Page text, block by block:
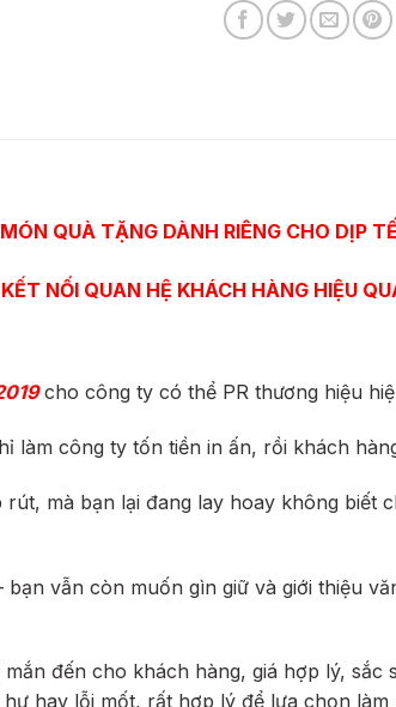
MÓN QUÀ TẶNG DÀNH RIÊNG CHO DỊP
KẾT NỐI QUAN HỆ KHÁCH HÀNG HIỆU
cho công ty có thể PR thương hiệu
làm công ty tốn tiền in ấn, rồi khách
mà bạn lại đang lay hoay không biết
vẫn còn muốn gìn giữ và giới thiệu
đến cho khách hàng, giá hợp lý,
hay lỗi mốt, rất hợp lý để lựa chọn làm